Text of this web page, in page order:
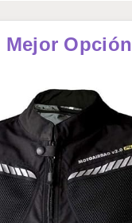
Mejor Opción